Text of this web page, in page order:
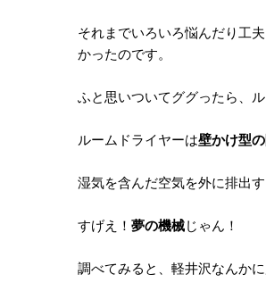
それまでいろいろ悩んだり工
かったのです。
ふと思いついてググったら、
ルームドライヤーは壁かけ型
湿気を含んだ空気を外に排出
すげえ！ 夢の機械じゃん！
調べてみると、軽井沢なんか